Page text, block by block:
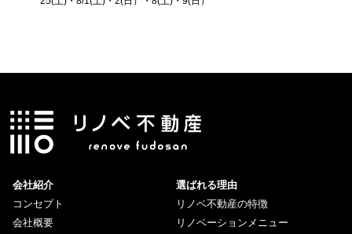
会社紹介
コンセプト
会社概要
選ばれる理由
リノベ不動産の特徴
リノベーションメニュー